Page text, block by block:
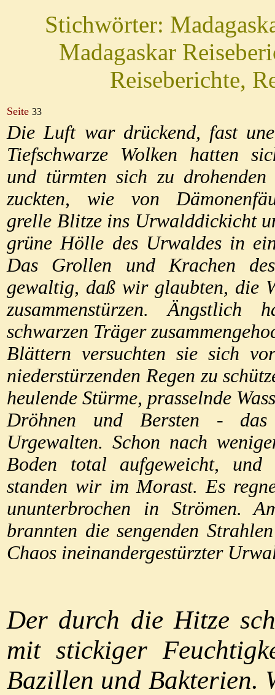
Stichwörter:
Madagaskar
Reiseberichte,
Seite 33
Die Luft war drückend, fast
Tiefschwarze Wolken hatten
und türmten sich zu drohenden
zuckten, wie von
grelle Blitze ins Urwalddickicht
grüne Hölle des Urwaldes in
Das Grollen und Krachen
gewaltig, daß wir glaubten, die
zusammenstürzen. Ängstlich
schwarzen Träger
Blättern versuchten sie sich
niederstürzenden Regen zu
heulende Stürme, prasselnde
Dröhnen und Bersten - das
Urgewalten. Schon nach
Boden total aufgeweicht,
standen wir im Morast. Es
ununterbrochen in Strömen.
brannten die sengenden
Chaos ineinandergestürzter
Der durch die Hitze
mit stickiger
Bazillen und Bakterien.